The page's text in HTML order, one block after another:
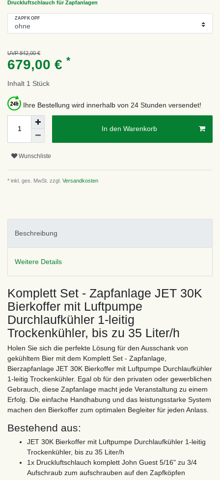
Druckluftschlauch für Zapfanlagen
ZAPFKOPF
UVP 842,00 €
679,00 € *
Inhalt 1 Stück
Ihre Bestellung wird innerhalb von 24 Stunden versendet!
In den Warenkorb
Wunschliste
* inkl. ges. MwSt. zzgl. Versandkosten
Beschreibung
Weitere Details
Komplett Set - Zapfanlage JET 30K
Bierkoffer mit Luftpumpe
Durchlaufkühler 1-leitig
Trockenkühler, bis zu 35 Liter/h
Holen Sie sich die perfekte Lösung für den Ausschank von
gekühltem Bier mit dem Komplett Set - Zapfanlage,
Bierzapfanlage JET 30K Bierkoffer mit Luftpumpe Durchlaufkühler
1-leitig Trockenkühler. Egal ob für den privaten oder gewerblichen
Gebrauch, diese Zapfanlage macht jede Veranstaltung zu einem
Erfolg. Die einfache Handhabung und das leistungsstarke System
machen den Bierkoffer zum optimalen Begleiter für jeden Anlass.
Bestehend aus:
JET 30K Bierkoffer mit Luftpumpe Durchlaufkühler 1-leitig
Trockenkühler, bis zu 35 Liter/h
1x Druckluftschlauch komplett John Guest 5/16" zu 3/4
Aufschraub zum aufschrauben auf den Zapfköpfen